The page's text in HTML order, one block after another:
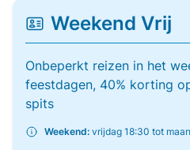
Weekend Vrij
Onbeperkt reizen in het
feestdagen, 40% korting
spits
Weekend: vrijdag 18:30 tot